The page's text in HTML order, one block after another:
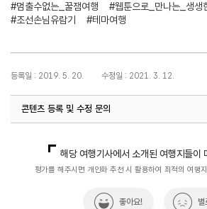
#멈출수없는_꿀잼여행
#웹툰으로_만나는_생생
#조선손님유람기
#테마여행
등록일 : 2019. 5. 20. 수정일 : 2021. 3. 12.
콘텐츠 등록 및 수정 문의
해당 여행기사에서 소개된 여행지들이
평가를 해주시면 개인화 추천 시 활용하여 최적의 여행
좋아요! 별